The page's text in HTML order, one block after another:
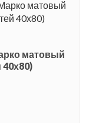
матовый
40х80)